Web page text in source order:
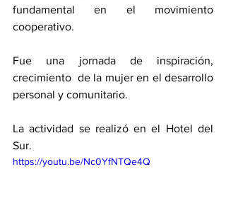
fundamental en el movimiento
cooperativo.
Fue una jornada de inspiración,
crecimiento  de la mujer en el desarrollo
personal y comunitario.
La actividad se realizó en el Hotel del
Sur.
https://youtu.be/Nc0YfNTQe4Q